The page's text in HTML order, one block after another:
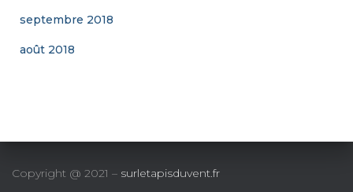
septembre 2018
août 2018
Copyright @ 2021 – surletapisduvent.fr